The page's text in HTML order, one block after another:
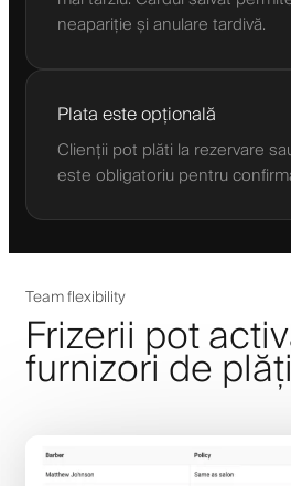
neapariție și anulare tardivă.
Plata este opțională
Clienții pot plăti la rezervare
este obligatoriu pentru
Team flexibility
Frizerii pot
furnizori de